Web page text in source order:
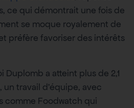
ce qui démontrait une fois de
se moque royalement de
préfère favoriser des intérêts
Duplomb a atteint plus de 2,1
travail d’équipe, avec
comme Foodwatch qui